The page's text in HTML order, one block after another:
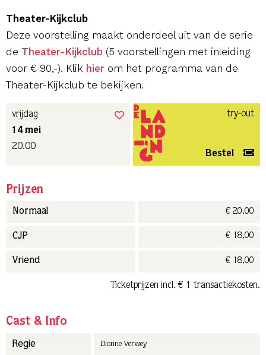
Theater-Kijkclub
Deze voorstelling maakt onderdeel uit van de serie
de Theater-Kijkclub (5 voorstellingen met inleiding
voor € 90,-). Klik hier om het programma van de
Theater-Kijkclub te bekijken.
vrijdag
14 mei
20.00
try-out
Bestel
Prijzen
Normaal € 20,00
CJP € 18,00
Vriend € 18,00
Ticketprijzen incl. € 1 transactiekosten.
Cast & Info
Regie Dionne Verwey